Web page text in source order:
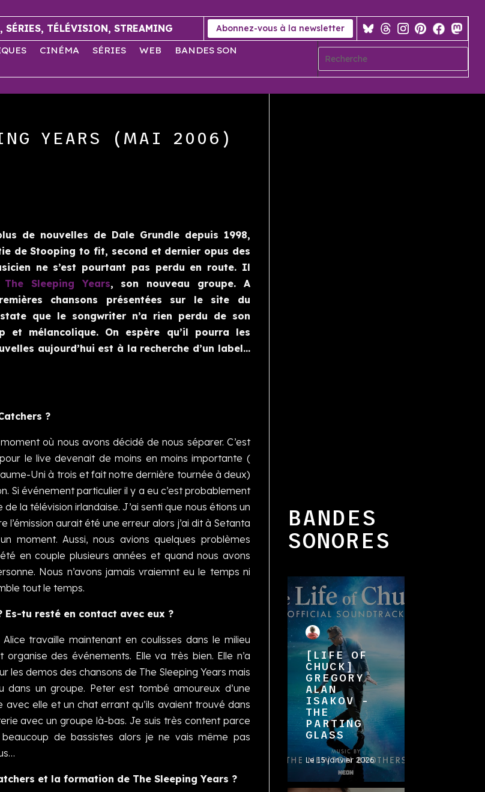
SÉRIES, TÉLÉVISION, STREAMING Abonnez-vous à la newsletter
CINÉMA SÉRIES WEB
BANDES SON
YEARS (MAI 2006)
de nouvelles de Dale Grundle depuis 1998,
de Stooping to fit, second et dernier opus des
ne s’est pourtant pas perdu en route. Il
The Sleeping Years, son nouveau groupe. A
chansons présentées sur le site du
que le songwriter n’a rien perdu de son
et mélancolique. On espère qu’il pourra les
aujourd’hui est à la recherche d’un label…
?
où nous avons décidé de nous séparer. C’est
le live devenait de moins en moins importante (
Uni à trois et fait notre dernière tournée à deux)
Si événement particulier il y a eu c’est probablement
la télévision irlandaise. J’ai senti que nous étions un
aurait été une erreur alors j’ai dit à Setanta
moment. Aussi, nous avions quelques problèmes
en couple plusieurs années et quand nous avons
Nous n’avons jamais vraiemnt eu le temps ni
tout le temps.
Es-tu resté en contact avec eux ?
travaille maintenant en coulisses dans le milieu
des événements. Elle va très bien. Elle n’a
les demos des chansons de The Sleeping Years mais
dans un groupe. Peter est tombé amoureux d’une
elle et un chat errant qu’ils avaient trouvé dans
avec un groupe là-bas. Je suis très content parce
de bassistes alors je ne vais même pas
et la formation de The Sleeping Years ?
BANDES
SONORES
[LIFE OF
CHUCK]
GREGORY
ALAN
ISAKOV -
THE
PARTING
GLASS
Le15 janvier 2026